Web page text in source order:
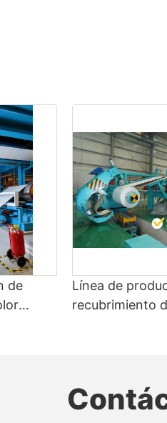
de
Línea de
recubrimiento
pintura de